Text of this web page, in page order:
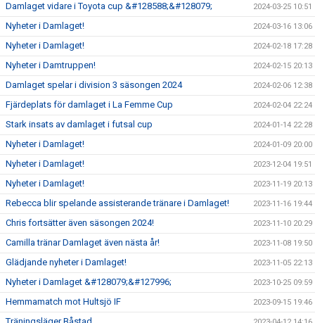
Damlaget vidare i Toyota cup &#128588;&#128079; 2024-03-25 10:51
Nyheter i Damlaget! 2024-03-16 13:06
Nyheter i Damlaget! 2024-02-18 17:28
Nyheter i Damtruppen! 2024-02-15 20:13
Damlaget spelar i division 3 säsongen 2024 2024-02-06 12:38
Fjärdeplats för damlaget i La Femme Cup 2024-02-04 22:24
Stark insats av damlaget i futsal cup 2024-01-14 22:28
Nyheter i Damlaget! 2024-01-09 20:00
Nyheter i Damlaget! 2023-12-04 19:51
Nyheter i Damlaget! 2023-11-19 20:13
Rebecca blir spelande assisterande tränare i Damlaget! 2023-11-16 19:44
Chris fortsätter även säsongen 2024! 2023-11-10 20:29
Camilla tränar Damlaget även nästa år! 2023-11-08 19:50
Glädjande nyheter i Damlaget! 2023-11-05 22:13
Nyheter i Damlaget &#128079;&#127996; 2023-10-25 09:59
Hemmamatch mot Hultsjö IF 2023-09-15 19:46